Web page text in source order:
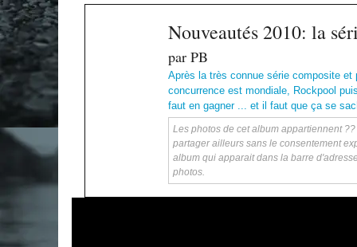
Nouveautés 2010: la
par PB
Après la très connue série composite
concurrence est mondiale, Rockpool
faut en gagner ... et il faut que ça se
Les photos de cet album appartiennent
partager ailleurs sans le consentement
album qui apparait dans la barre
photos.